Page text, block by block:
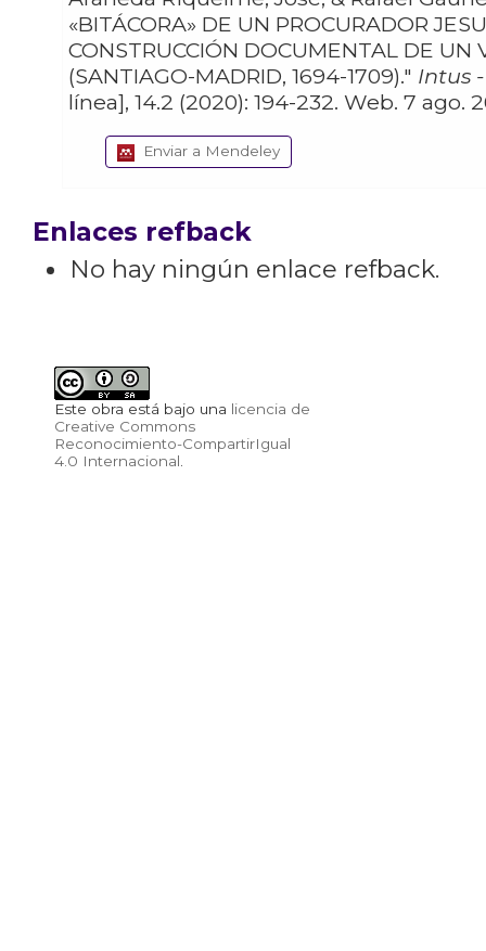
«BITÁCORA» DE UN PROCURADOR
CONSTRUCCIÓN DOCUMENTAL DE UN
(SANTIAGO-MADRID, 1694-1709)." Intus
línea], 14.2 (2020): 194-232.
Enviar a Mendeley
Enlaces refback
No hay ningún enlace refback.
Este obra está bajo una licencia de
Creative Commons
Reconocimiento-CompartirIgual
4.0 Internacional